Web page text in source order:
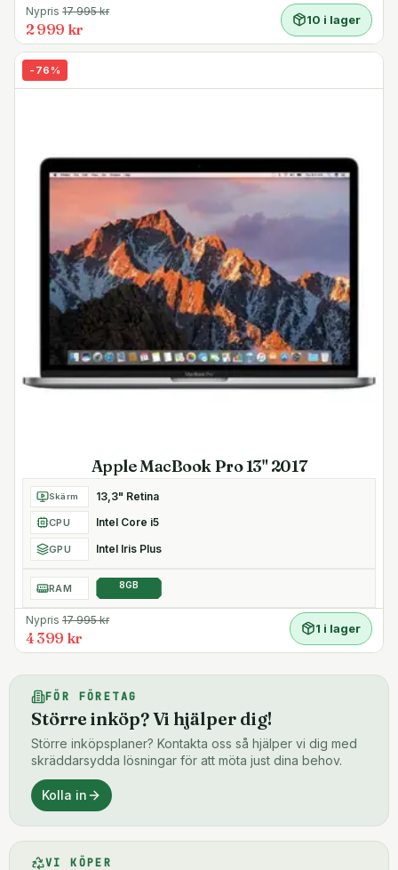
Nypris 17 995kr
2 999 kr
10 i lager
- 76 %
Apple MacBook Pro 13" 2017
Skärm 13,3" Retina
CPU Intel Core i5
GPU Intel Iris Plus
RAM 8GB
Nypris 17 995kr
4 399 kr
1 i lager
FÖR FÖRETAG
Större inköp? Vi hjälper dig!
Större inköpsplaner? Kontakta oss så hjälper vi dig med
skräddarsydda lösningar för att möta just dina behov.
Kolla in
VI KÖPER